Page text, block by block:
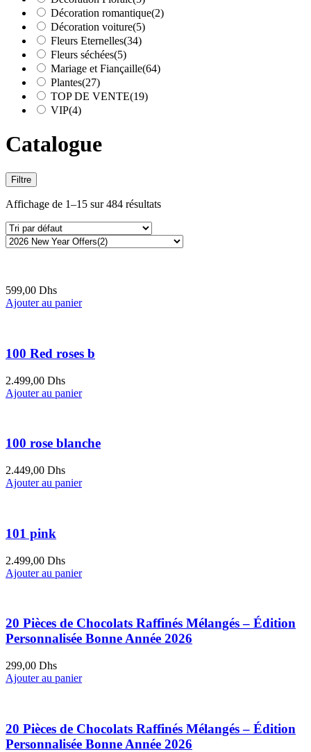
Décoration romantique(2)
Décoration voiture(5)
Fleurs Eternelles(34)
Fleurs séchées(5)
Mariage et Fiançaille(64)
Plantes(27)
TOP DE VENTE(19)
VIP(4)
Catalogue
Filtre
Affichage de 1–15 sur 484 résultats
599,00 Dhs
Ajouter au panier
100 Red roses b
2.499,00 Dhs
Ajouter au panier
100 rose blanche
2.449,00 Dhs
Ajouter au panier
101 pink
2.499,00 Dhs
Ajouter au panier
20 Pièces de Chocolats Raffinés Mélangés – Édition
Personnalisée Bonne Année 2026
299,00 Dhs
Ajouter au panier
20 Pièces de Chocolats Raffinés Mélangés – Édition
Personnalisée Bonne Année 2026